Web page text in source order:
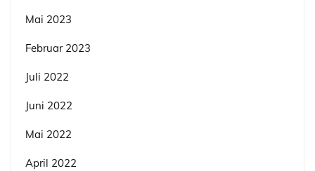
Mai 2023
Februar 2023
Juli 2022
Juni 2022
Mai 2022
April 2022